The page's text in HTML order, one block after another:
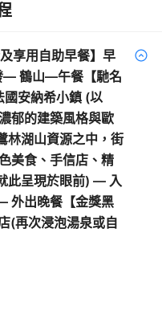
享用自助早餐】早
鶴山—午餐【馳名
安納希小鎮 (以
郁的建築風格與歐
林湖山資源之中，街
美食、手信店、精
此呈現於眼前) — 入
外出晚餐【金獎黑
(再次浸泡湯泉或自